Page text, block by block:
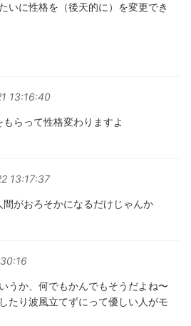
いに性格を（後天的に）を変更でき
13:16:40
らって性格変わりますよ
13:17:37
がおろそかになるだけじゃんか
うか、何でもかんでもそうだよね〜
たり波風立てずにって優しい人がモ